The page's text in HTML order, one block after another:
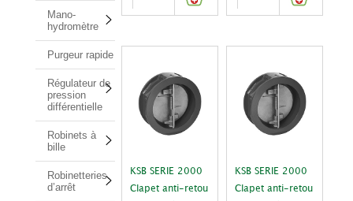
Mano-
hydromètre
Purgeur rapide
Régulateur de
pression
différentielle
Robinets à
bille
Robinetteries
d’arrêt
KSB SERIE 2000
Clapet anti-retou
KSB SERIE 2000
Clapet anti-retou